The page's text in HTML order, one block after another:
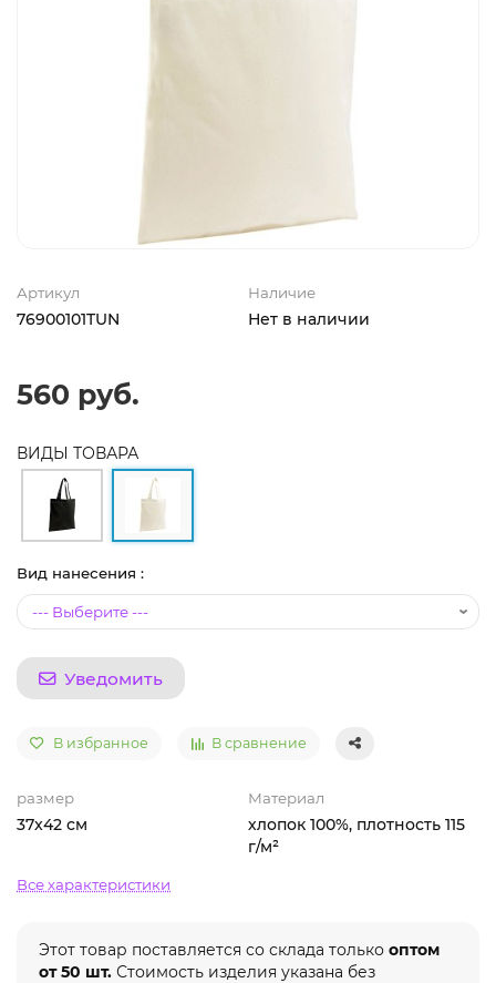
Артикул
76900101TUN
Наличие
Нет в наличии
560 руб.
ВИДЫ ТОВАРА
Вид нанесения :
Уведомить
В избранное В сравнение
размер
37x42 см
Материал
хлопок 100%, плотность 115
г/м²
Все характеристики
Этот товар поставляется со склада только оптом
от 50 шт. Стоимость изделия указана без